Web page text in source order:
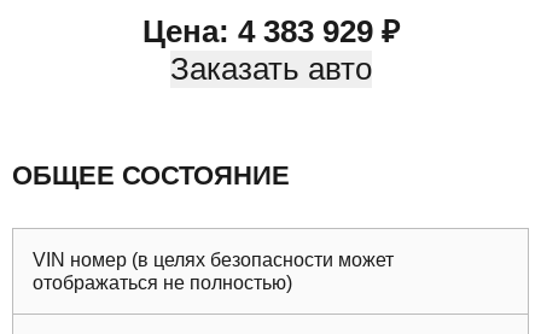
Цена: 4 383 929₽
Заказать авто
ОБЩЕЕ СОСТОЯНИЕ
VIN номер (в целях безопасности может
отображаться не полностью)